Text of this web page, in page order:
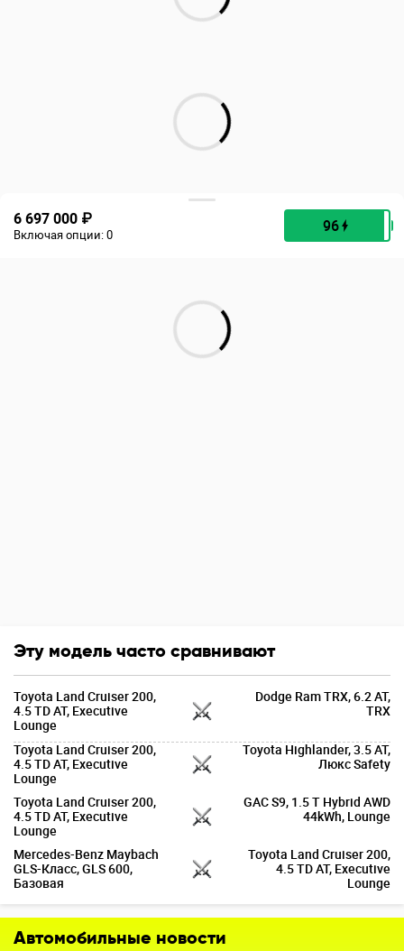
6 697 000 ₽
Включая опции:0 96
Эту модель часто сравнивают
Toyota Land Cruiser 200,
4.5 TD AT, Executive
Lounge
Dodge Ram TRX, 6.2 AT,
TRX
Toyota Land Cruiser 200,
4.5 TD AT, Executive
Lounge
Toyota Highlander, 3.5 AT,
Люкс Safety
Toyota Land Cruiser 200,
4.5 TD AT, Executive
Lounge
GAC S9, 1.5 T Hybrid AWD
44kWh, Lounge
Mercedes-Benz Maybach
GLS-Класс, GLS 600,
Базовая
Toyota Land Cruiser 200,
4.5 TD AT, Executive
Lounge
Автомобильные новости